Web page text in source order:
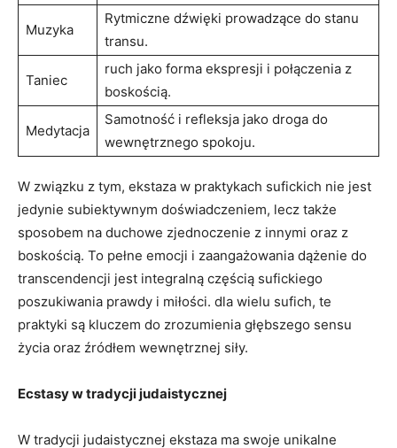
Muzyka
Rytmiczne dźwięki ⁢prowadzące do stanu
transu.
Taniec
ruch jako⁣ forma ekspresji‌ i połączenia z
boskością.
Medytacja
Samotność i refleksja ‌jako droga do
wewnętrznego spokoju.
W związku z tym, ekstaza ‍w praktykach sufickich nie jest⁣
jedynie subiektywnym doświadczeniem, lecz także
sposobem na duchowe zjednoczenie z innymi oraz‌ z⁢
boskością. To pełne emocji i zaangażowania dążenie‍ do
transcendencji jest integralną częścią sufickiego ​
poszukiwania prawdy i miłości. dla wielu sufich, te‍
praktyki są kluczem do zrozumienia głębszego sensu
życia oraz źródłem wewnętrznej siły.
Ecstasy w tradycji judaistycznej
W ⁢tradycji judaistycznej ekstaza ma swoje​ unikalne‍